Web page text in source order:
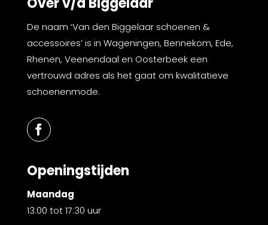
De naam ‘Van den Biggelaar schoenen &
accessoires’ is in Wageningen, Bennekom, Ede,
Rhenen, Veenendaal en Oosterbeek een
vertrouwd adres als het gaat om kwalitatieve
schoenenmode.
Openingstijden
Maandag
13:00 tot 17:30 uur